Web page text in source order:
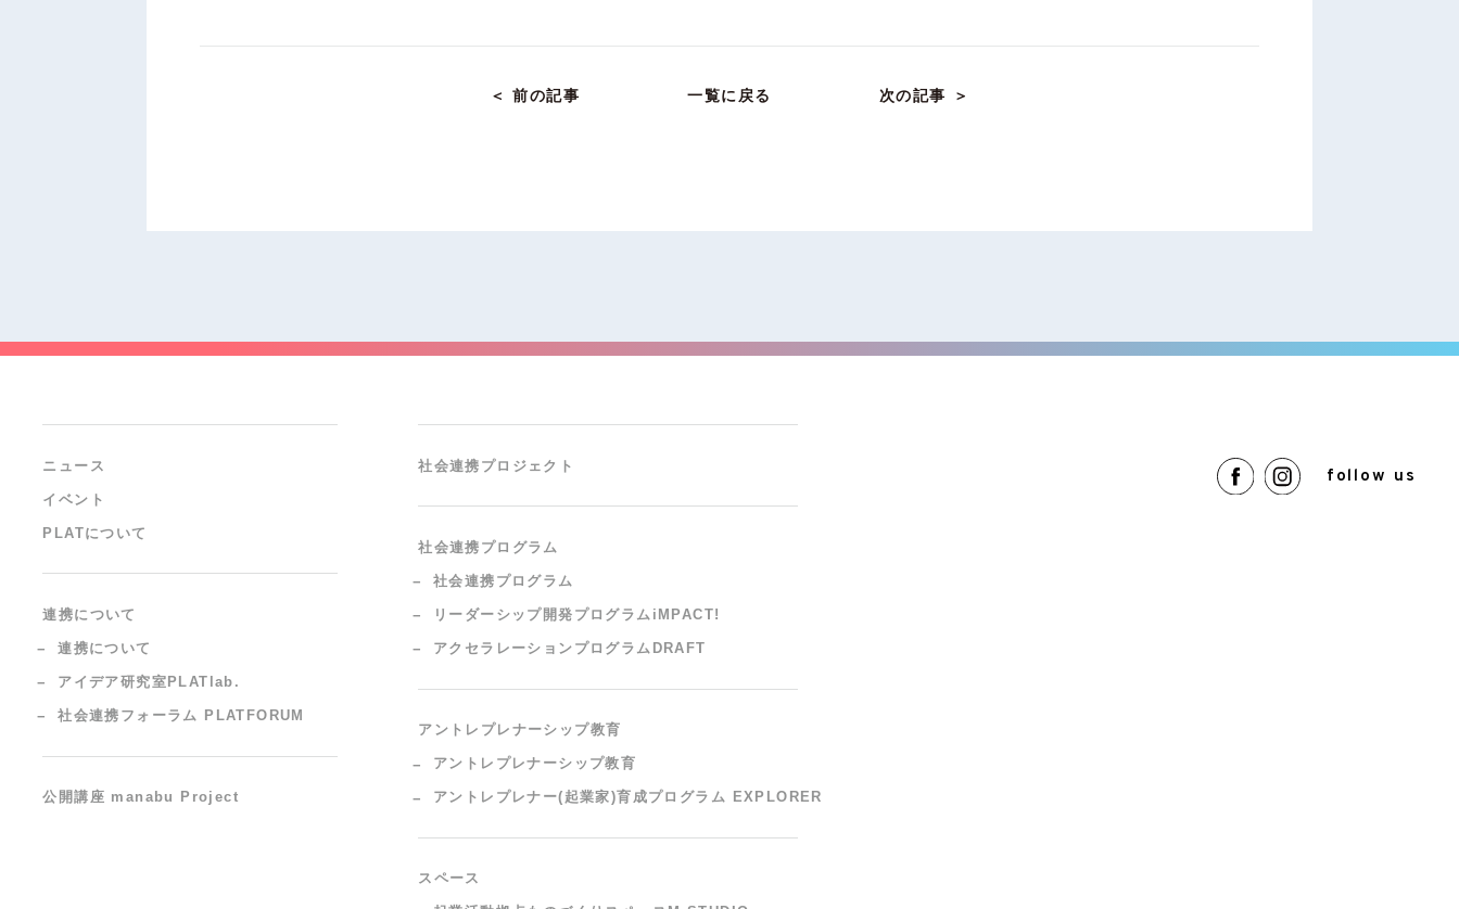
＜ 前の記事 一覧に戻る 次の記事 ＞
ニュース
イベント
PLATについて
連携について
連携について
アイデア研究室PLATlab.
社会連携フォーラム PLATFORUM
公開講座 manabu Project
社会連携プロジェクト
社会連携プログラム
社会連携プログラム
リーダーシップ開発プログラム iMPACT!
アクセラレーションプログラム DRAFT
アントレプレナーシップ教育
アントレプレナーシップ教育
アントレプレナー(起業家)育成プログラム EXPLORER
スペース
follow us